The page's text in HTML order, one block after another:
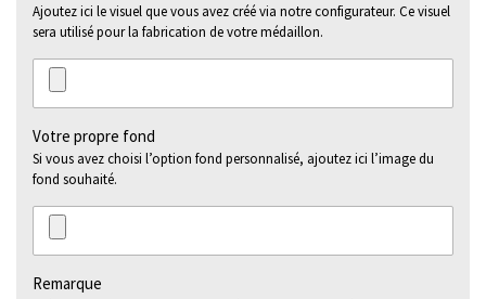
Ajoutez ici le visuel que vous avez créé via notre configurateur. Ce visuel
sera utilisé pour la fabrication de votre médaillon.
Votre propre fond
Si vous avez choisi l’option fond personnalisé, ajoutez ici l’image du
fond souhaité.
Remarque